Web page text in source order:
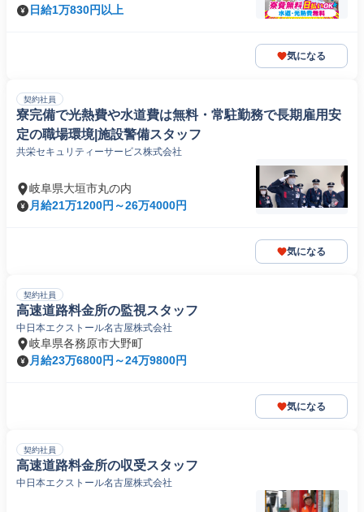
日給1万830円以上
気になる
契約社員
寮完備で光熱費や水道費は無料・常駐勤務で長期雇用安
定の職場環境|施設警備スタッフ
共栄セキュリティーサービス株式会社
岐阜県大垣市丸の内
月給21万1200円～26万4000円
気になる
契約社員
高速道路料金所の監視スタッフ
中日本エクストール名古屋株式会社
岐阜県各務原市大野町
月給23万6800円～24万9800円
気になる
契約社員
高速道路料金所の収受スタッフ
中日本エクストール名古屋株式会社